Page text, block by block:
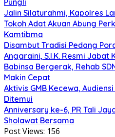
Jalin Silaturahmi, Kapolres
Tokoh Adat Akuan Abung
Kamtibma
Disambut Tradisi Pedang
Anggraini, S.I.K. Resmi Jabat
Babinsa Bergerak, Rehab
Makin Cepat
Aktivis GMB Kecewa,
Ditemui
Anniversary ke-6, PR Tali
Sholawat Bersama
Post Views: 156